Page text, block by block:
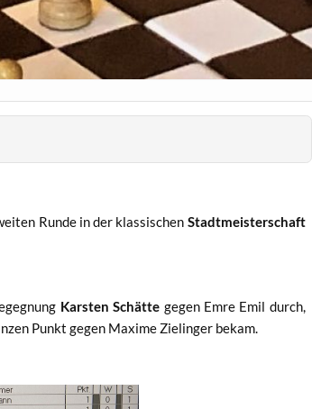
Runde in der klassischen Stadtmeisterschaft
Karsten Schätte gegen Emre Emil durch,
Punkt gegen Maxime Zielinger bekam.